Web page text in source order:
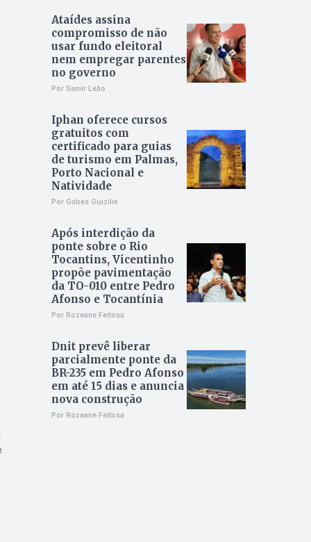
Ataídes assina
compromisso de não
usar fundo eleitoral
nem empregar parentes
no governo
Por Samir Leão
Iphan oferece cursos
gratuitos com
certificado para guias
de turismo em Palmas,
Porto Nacional e
Natividade
Por Gabes Guizilin
Após interdição da
ponte sobre o Rio
Tocantins, Vicentinho
propõe pavimentação
da TO-010 entre Pedro
Afonso e Tocantínia
Por Rozeane Feitosa
Dnit prevê liberar
parcialmente ponte da
BR-235 em Pedro Afonso
em até 15 dias e anuncia
nova construção
Por Rozeane Feitosa